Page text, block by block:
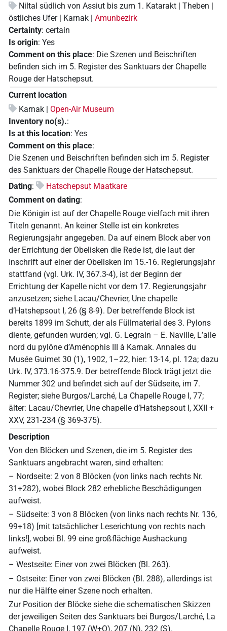
Niltal südlich von Assiut bis zum 1. Katarakt | Theben |
östliches Ufer | Karnak | Amunbezirk
Certainty: certain
Is origin: Yes
Comment on this place: Die Szenen und Beischriften
befinden sich im 5. Register des Sanktuars der Chapelle
Rouge der Hatschepsut.
Current location
Karnak | Open-Air Museum
Inventory no(s).:
Is at this location: Yes
Comment on this place:
Die Szenen und Beischriften befinden sich im 5. Register
des Sanktuars der Chapelle Rouge der Hatschepsut.
Dating:
Hatschepsut Maatkare
Comment on dating:
Die Königin ist auf der Chapelle Rouge vielfach mit ihren
Titeln genannt. An keiner Stelle ist ein konkretes
Regierungsjahr angegeben. Da auf einem Block aber von
der Errichtung der Obelisken die Rede ist, die laut der
Inschrift auf einer der Obelisken im 15.-16. Regierungsjahr
stattfand (vgl. Urk. IV, 367.3-4), ist der Beginn der
Errichtung der Kapelle nicht vor dem 17. Regierungsjahr
anzusetzen; siehe Lacau/Chevrier, Une chapelle
d’Hatshepsout I, 26 (§ 8-9). Der betreffende Block ist
bereits 1899 im Schutt, der als Füllmaterial des 3. Pylons
diente, gefunden wurden; vgl. G. Legrain – E. Naville, L’aile
nord du pylône d’Aménophis III à Karnak. Annales du
Musée Guimet 30 (1), 1902, 1–22, hier: 13-14, pl. 12a; dazu
Urk. IV, 373.16-375.9. Der betreffende Block trägt jetzt die
Nummer 302 und befindet sich auf der Südseite, im 7.
Register; siehe Burgos/Larché, La Chapelle Rouge I, 77;
älter: Lacau/Chevrier, Une chapelle d’Hatshepsout I, XXII +
XXV, 231-234 (§ 369-375).
Description
Von den Blöcken und Szenen, die im 5. Register des
Sanktuars angebracht waren, sind erhalten:
– Nordseite: 2 von 8 Blöcken (von links nach rechts Nr.
31+282), wobei Block 282 erhebliche Beschädigungen
aufweist.
– Südseite: 3 von 8 Blöcken (von links nach rechts Nr. 136,
99+18) [mit tatsächlicher Leserichtung von rechts nach
links!], wobei Bl. 99 eine großflächige Aushackung
aufweist.
– Westseite: Einer von zwei Blöcken (Bl. 263).
– Ostseite: Einer von zwei Blöcken (Bl. 288), allerdings ist
nur die Hälfte einer Szene noch erhalten.
Zur Position der Blöcke siehe die schematischen Skizzen
der jeweiligen Seiten des Sanktuars bei Burgos/Larché, La
Chapelle Rouge I, 197 (W+O), 207 (N), 232 (S).